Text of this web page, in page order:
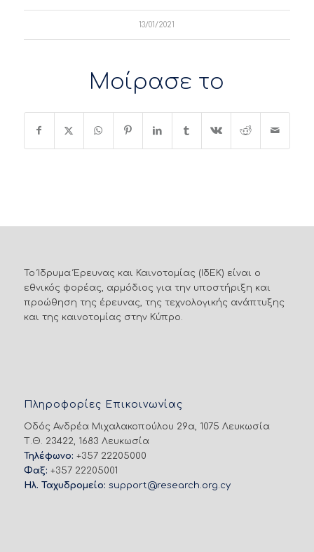
13/01/2021
Μοίρασε το
Το Ίδρυμα Έρευνας και Καινοτομίας (ΙδΕΚ) είναι ο
εθνικός φορέας, αρμόδιος για την υποστήριξη και
προώθηση της έρευνας, της τεχνολογικής ανάπτυξης
και της καινοτομίας στην Κύπρο.
Πληροφορίες Επικοινωνίας
Οδός Ανδρέα Μιχαλακοπούλου 29α, 1075 Λευκωσία
Τ.Θ. 23422, 1683 Λευκωσία
Τηλέφωνο: +357 22205000
Φαξ: +357 22205001
Ηλ. Ταχυδρομείο: support@research.org.cy